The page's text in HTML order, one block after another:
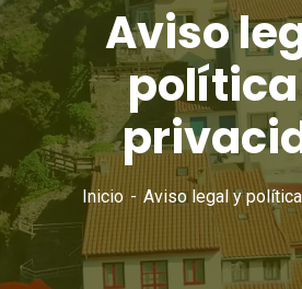
Aviso
Inicio Aviso legal y